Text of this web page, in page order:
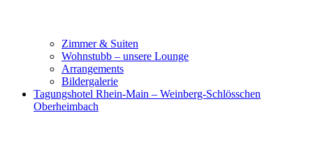
Zimmer & Suiten
Wohnstubb – unsere Lounge
Arrangements
Bildergalerie
Tagungshotel Rhein-Main – Weinberg-Schlösschen
Oberheimbach